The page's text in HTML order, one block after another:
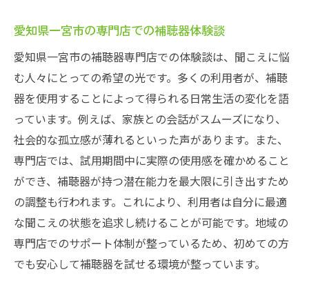
愛知県一宮市の専門店での補聴器体験談
愛知県一宮市の補聴器専門店での体験談は、聞こえに悩
む人々にとっての希望の光です。多くの利用者が、補聴
器を使用することによって得られる日常生活の変化を語
っています。例えば、家族との会話がスムーズになり、
社会的な孤立感が薄れるといった声があります。また、
専門店では、試用期間中に実際の使用感を確かめること
ができ、補聴器が持つ潜在能力を最大限に引き出すため
の調整も行われます。これにより、利用者は自分に最適
な聞こえの状態を追求し続けることが可能です。地域の
専門店でのサポート体制が整っているため、初めての方
でも安心して補聴器を試せる環境が整っています。